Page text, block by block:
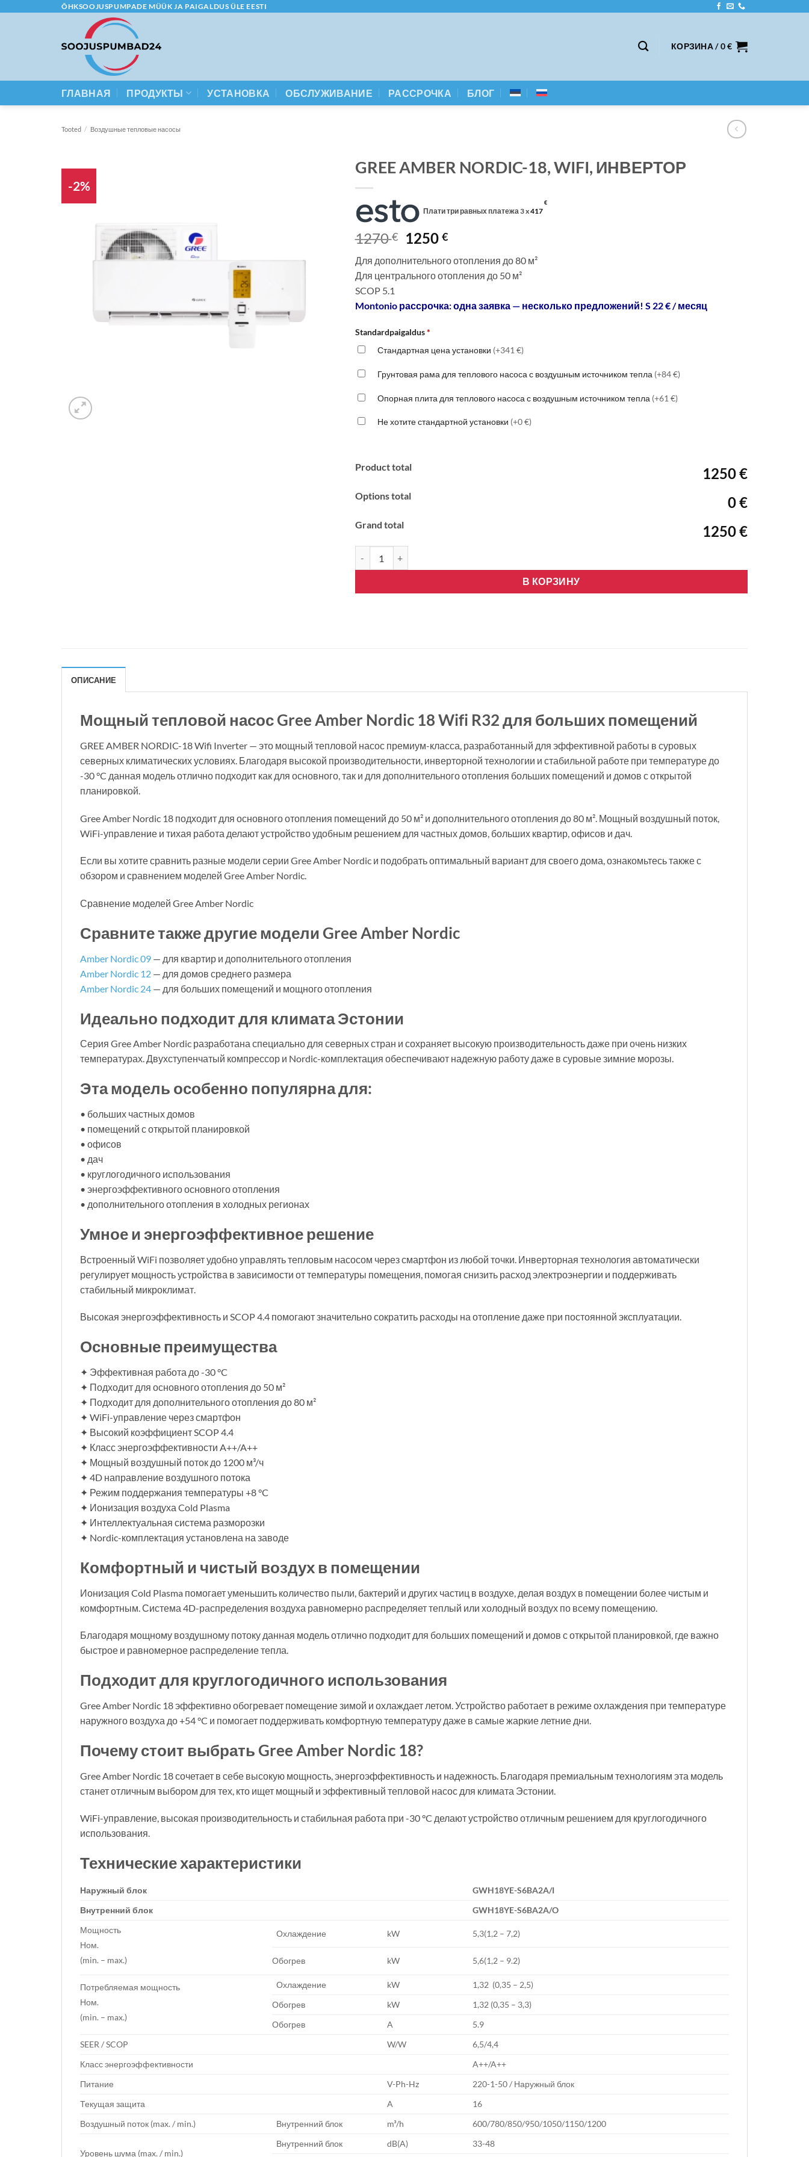
ÕHKSOOJUSPUMPADE MÜÜK JA PAIGALDUS ÜLE EESTI
КОРЗИНА /0€
ГЛАВНАЯ ПРОДУКТЫ УСТАНОВКА ОБСЛУЖИВАНИЕ РАССРОЧКА БЛОГ
Tooted / Воздушные тепловые насосы
-2%
GREE AMBER NORDIC-18, WIFI, ИНВЕРТОР
Плати три равных платежа 3 x417
€
1270€
Первоначальная
составляла
1270 €.
1250 €Текущая
1250 €.
Для дополнительного отопления до 80 м²
Для центрального отопления до 50 м²
SCOP 5.1
Montonio рассрочка: одна заявка — несколько предложений! S 22 € / месяц
Standardpaigaldus *
Стандартная цена установки (+341 €)
Грунтовая рама для теплового насоса с воздушным источником тепла (+84 €)
Опорная плита для теплового насоса с воздушным источником тепла (+61 €)
Не хотите стандартной установки (+0 €)
Product total 1250 €
Options total 0 €
Grand total 1250 €
В КОРЗИНУ
ОПИСАНИЕ
Мощный тепловой насос Gree Amber Nordic 18 Wifi R32 для больших помещений
GREE AMBER NORDIC-18 Wifi Inverter — это мощный тепловой насос премиум-класса, разработанный для эффективной работы в суровых
северных климатических условиях. Благодаря высокой производительности, инверторной технологии и стабильной работе при температуре до
-30 °C данная модель отлично подходит как для основного, так и для дополнительного отопления больших помещений и домов с открытой
планировкой.
Gree Amber Nordic 18 подходит для основного отопления помещений до 50 м² и дополнительного отопления до 80 м². Мощный воздушный поток,
WiFi-управление и тихая работа делают устройство удобным решением для частных домов, больших квартир, офисов и дач.
Если вы хотите сравнить разные модели серии Gree Amber Nordic и подобрать оптимальный вариант для своего дома, ознакомьтесь также с
обзором и сравнением моделей Gree Amber Nordic.
Сравнение моделей Gree Amber Nordic
Сравните также другие модели Gree Amber Nordic
Amber Nordic 09 — для квартир и дополнительного отопления
Amber Nordic 12 — для домов среднего размера
Amber Nordic 24 — для больших помещений и мощного отопления
Идеально подходит для климата Эстонии
Серия Gree Amber Nordic разработана специально для северных стран и сохраняет высокую производительность даже при очень низких
температурах. Двухступенчатый компрессор и Nordic-комплектация обеспечивают надежную работу даже в суровые зимние морозы.
Эта модель особенно популярна для:
• больших частных домов
• помещений с открытой планировкой
• офисов
• дач
• круглогодичного использования
• энергоэффективного основного отопления
• дополнительного отопления в холодных регионах
Умное и энергоэффективное решение
Встроенный WiFi позволяет удобно управлять тепловым насосом через смартфон из любой точки. Инверторная технология автоматически
регулирует мощность устройства в зависимости от температуры помещения, помогая снизить расход электроэнергии и поддерживать
стабильный микроклимат.
Высокая энергоэффективность и SCOP 4.4 помогают значительно сократить расходы на отопление даже при постоянной эксплуатации.
Основные преимущества
✦ Эффективная работа до -30 °C
✦ Подходит для основного отопления до 50 м²
✦ Подходит для дополнительного отопления до 80 м²
✦ WiFi-управление через смартфон
✦ Высокий коэффициент SCOP 4.4
✦ Класс энергоэффективности A++/A++
✦ Мощный воздушный поток до 1200 м³/ч
✦ 4D направление воздушного потока
✦ Режим поддержания температуры +8 °C
✦ Ионизация воздуха Cold Plasma
✦ Интеллектуальная система разморозки
✦ Nordic-комплектация установлена на заводе
Комфортный и чистый воздух в помещении
Ионизация Cold Plasma помогает уменьшить количество пыли, бактерий и других частиц в воздухе, делая воздух в помещении более чистым и
комфортным. Система 4D-распределения воздуха равномерно распределяет теплый или холодный воздух по всему помещению.
Благодаря мощному воздушному потоку данная модель отлично подходит для больших помещений и домов с открытой планировкой, где важно
быстрое и равномерное распределение тепла.
Подходит для круглогодичного использования
Gree Amber Nordic 18 эффективно обогревает помещение зимой и охлаждает летом. Устройство работает в режиме охлаждения при температуре
наружного воздуха до +54 °C и помогает поддерживать комфортную температуру даже в самые жаркие летние дни.
Почему стоит выбрать Gree Amber Nordic 18?
Gree Amber Nordic 18 сочетает в себе высокую мощность, энергоэффективность и надежность. Благодаря премиальным технологиям эта модель
станет отличным выбором для тех, кто ищет мощный и эффективный тепловой насос для климата Эстонии.
WiFi-управление, высокая производительность и стабильная работа при -30 °C делают устройство отличным решением для круглогодичного
использования.
Технические характеристики
Наружный блок
GWH18YE-S6BA2A/I
Внутренний блок
GWH18YE-S6BA2A/O
Мощность
Ном.
(min. – max.)
Охлаждение kW 5,3(1,2 – 7,2)
Обогрев kW 5,6(1,2 – 9.2)
Потребляемая мощность
Ном.
(min. – max.)
Охлаждение kW
1,32 (0,35 – 2,5)
Обогрев
kW
1,32 (0,35 – 3,3)
Обогрев
A
5.9
SEER / SCOP
W/W
6,5/4,4
Класс энергоэффективности
A++/A++
Питание
V-Ph-Hz
220-1-50 / Наружный блок
Текущая защита
A
16
Воздушный поток (max. / min.)
Внутренний блок m³/h 600/780/850/950/1050/1150/1200
Уровень шума (max. / min.)
Внутренний блок dB(A) 33-48